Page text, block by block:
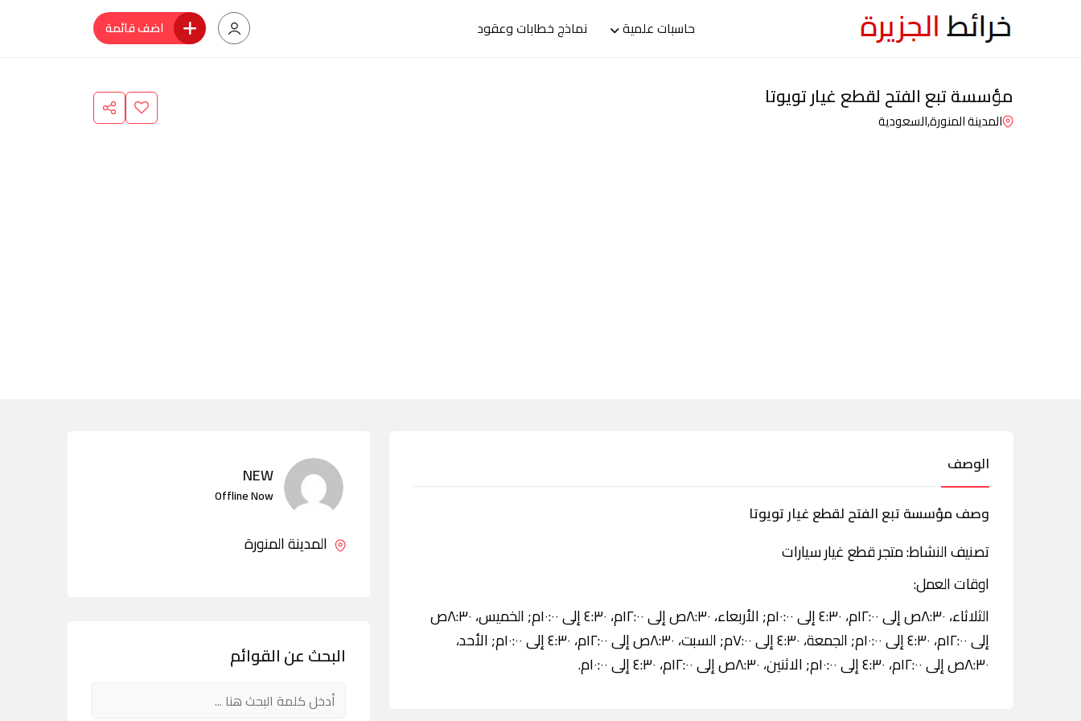
حاسبات علمية نماذج خطابات وعقود اضف قائمة
مؤسسة تبع الفتح لقطع غيار تويوتا
المدينة المنورة,السعودية
الوصف
وصف مؤسسة تبع الفتح لقطع غيار تويوتا
تصنيف النشاط: متجر قطع غيار سيارات
اوقات العمل:
الثلاثاء، ٨:٣٠ص إلى ١٢:٠٠م، ٤:٣٠ إلى ١٠:٠٠م; الأربعاء، ٨:٣٠ص إلى ١٢:٠٠م، ٤:٣٠ إلى ١٠:٠٠م; الخميس، ٨:٣٠ص
إلى ١٢:٠٠م، ٤:٣٠ إلى ١٠:٠٠م; الجمعة، ٤:٣٠ إلى ٧:٠٠م; السبت، ٨:٣٠ص إلى ١٢:٠٠م، ٤:٣٠ إلى ١٠:٠٠م; الأحد،
٨:٣٠ص إلى ١٢:٠٠م، ٤:٣٠ إلى ١٠:٠٠م; الاثنين، ٨:٣٠ص إلى ١٢:٠٠م، ٤:٣٠ إلى ١٠:٠٠م.
NEW
Offline Now
المدينة المنورة
البحث عن القوائم